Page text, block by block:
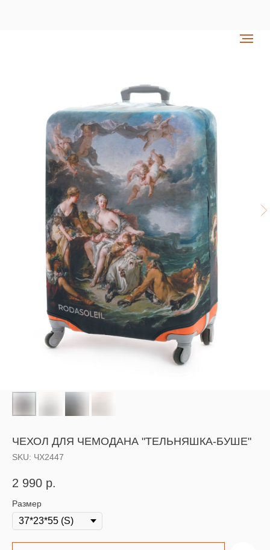
ЧЕХОЛ ДЛЯ ЧЕМОДАНА "ТЕЛЬНЯШКА-БУШЕ"
SKU: ЧХ2447
2 990 р.
Размер